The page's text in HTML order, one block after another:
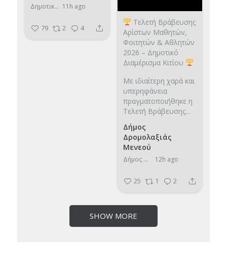
Δημοτικό Διαμέρισμα Λιβαδιών - Δήμος Λάρνακας 11h ago
79 2 4
Τελετή Βράβευσης
Αρίστων Μαθητών,
Φοιτητών & Αθλητών
2026 – Δημοτικό
Διαμέρισμα Κιτίου
Με ιδιαίτερη χαρά και
υπερηφάνεια
πραγματοποιήθηκε η
Τελετή Βράβευσης...
Δήμος
Δρομολαξιάς
Μενεού
Δήμος Δρομολαξιάς Μενεού 12h ago
25 1 2
SHOW MORE